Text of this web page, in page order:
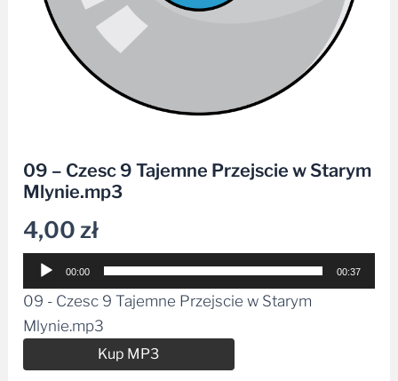
09 – Czesc 9 Tajemne Przejscie w Starym
Mlynie.mp3
4,00zł
Odtwarzacz
plików
00:00 00:37
09 - Czesc 9 Tajemne Przejscie w Starym
Mlynie.mp3
Kup MP3